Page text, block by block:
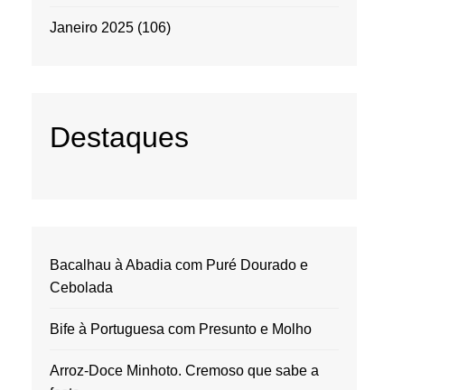
Janeiro 2025 (106)
Destaques
Bacalhau à Abadia com Puré Dourado e
Cebolada
Bife à Portuguesa com Presunto e Molho
Arroz-Doce Minhoto. Cremoso que sabe a